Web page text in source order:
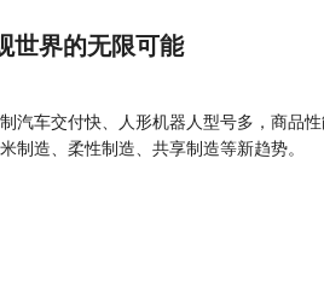
世界的无限可能
汽车交付快、人形机器人型号多，商
制造、柔性制造、共享制造等新趋势。